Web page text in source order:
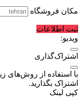
مکان فروشگاه
ثبت اطلاعات
ویدیو:
اشتراک‌گذاری
با استفاده از روش‌های
اشتراک بگذارید.
کپی لینک